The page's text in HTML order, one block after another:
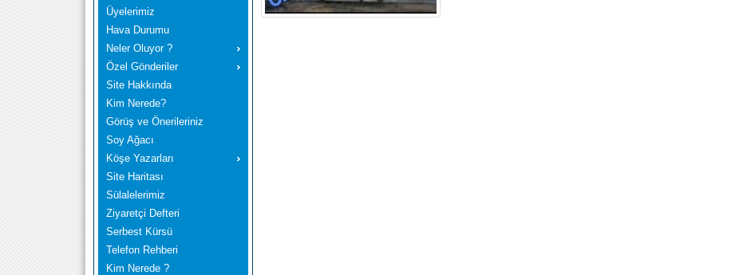
Üyelerimiz
Hava Durumu
Neler Oluyor ?
Özel Gönderiler
Site Hakkında
Kim Nerede?
Görüş ve Önerileriniz
Soy Ağacı
Köşe Yazarları
Site Haritası
Sülalelerimiz
Ziyaretçi Defteri
Serbest Kürsü
Telefon Rehberi
Kim Nerede ?